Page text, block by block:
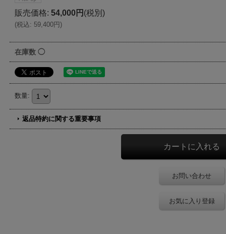
販売価格: 54,000円 (税別)
(税込: 59,400円)
在庫数 ◯
数量:
返品特約に関する重要事項
お問い合わせ
お気に入り登録